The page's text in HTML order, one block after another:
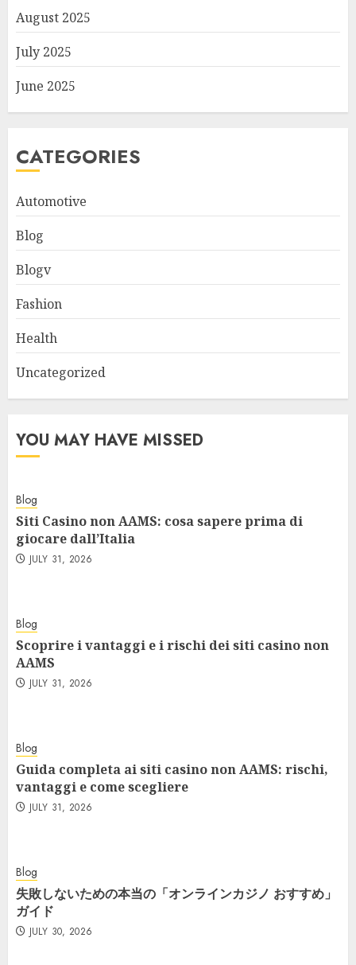
August 2025
July 2025
June 2025
CATEGORIES
Automotive
Blog
Blogv
Fashion
Health
Uncategorized
YOU MAY HAVE MISSED
Blog
Siti Casino non AAMS: cosa sapere prima di
giocare dall’Italia
JULY 31, 2026
Blog
Scoprire i vantaggi e i rischi dei siti casino non
AAMS
JULY 31, 2026
Blog
Guida completa ai siti casino non AAMS: rischi,
vantaggi e come scegliere
JULY 31, 2026
Blog
失敗しないための本当の「オンラインカジノ おすすめ」
ガイド
JULY 30, 2026